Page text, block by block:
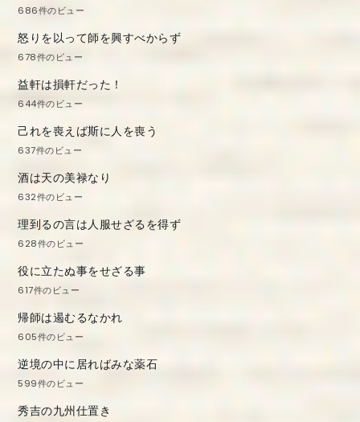
686件のビュー
怒りを以って師を興すべからず
678件のビュー
益軒は損軒だった！
644件のビュー
己れを喪えば斯に人を喪う
637件のビュー
酒は天の美禄なり
632件のビュー
理到るの言は人服せざるを得ず
628件のビュー
役に立たぬ事をせざる事
617件のビュー
帰師は遏むるなかれ
605件のビュー
逆境の中に居ればみな薬石
599件のビュー
秀吉の九州仕置き